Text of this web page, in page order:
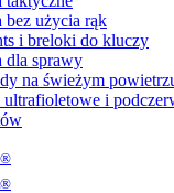
bez użycia rąk
i breloki do kluczy
dla sprawy
na świeżym
i
®
®